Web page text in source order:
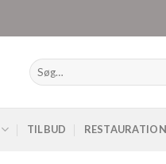
Søg
efter:
TILBUD